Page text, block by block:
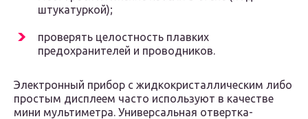
штукатуркой);
проверять целостность плавких
предохранителей и проводников.
Электронный прибор с жидкокристаллическим либо
простым дисплеем часто используют в качестве
мини мультиметра. Универсальная отвертка-